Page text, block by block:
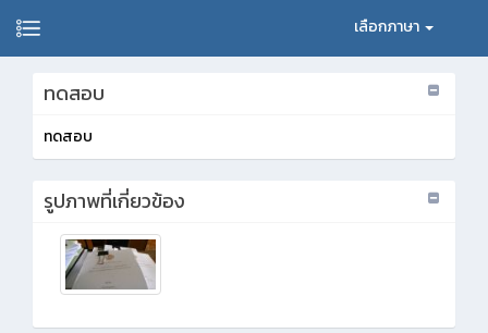
เลือกภาษา
ทดสอบ
ทดสอบ
รูปภาพที่เกี่ยวข้อง